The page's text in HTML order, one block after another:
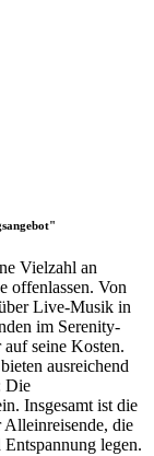
Vielzahl an
offenlassen. Von
Live-Musik in
im Serenity-
seine Kosten.
ausreichend
Die
Insgesamt ist die
Alleinreisende, die
legen.